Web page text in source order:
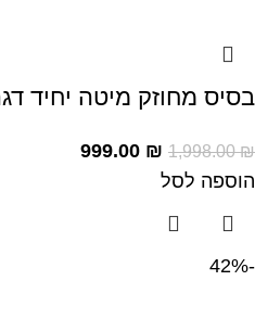
בסיס מחוזק מיטה יחיד
1,998.00₪
999.00 ₪
הוספה לסל
-42%